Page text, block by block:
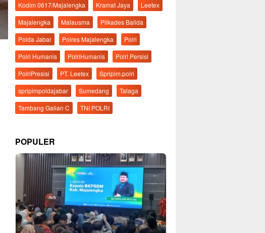
Kodim 0617/Majalengka
Kramat Jaya
Leetex
Majalengka
Malausma
Pilkades Balida
Polda Jabar
Polres Majalengka
Polri
Polri Humanis
PolriHumanis
Polri Persisi
PolriPresisi
PT. Leetex
Spripim.polri
spripimpoldajabar
Sumedang
Talaga
Tambang Galian C
TNI POLRI
POPULER